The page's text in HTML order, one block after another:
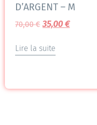
D’ARGENT – M
70,00€ 35,00€
Lire la suite